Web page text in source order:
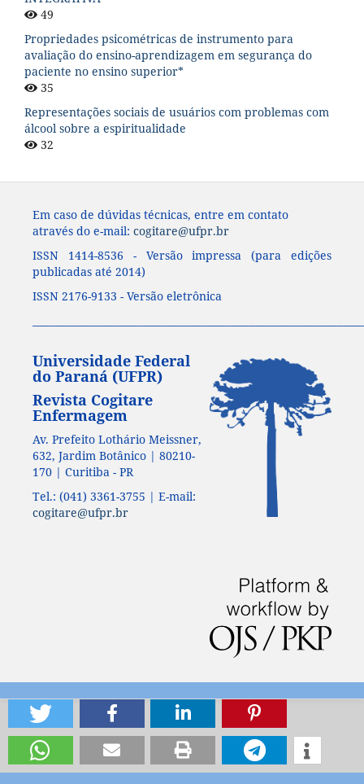
49
Propriedades psicométricas de instrumento para
avaliação do ensino-aprendizagem em segurança do
paciente no ensino superior*
35
Representações sociais de usuários com problemas com
álcool sobre a espiritualidade
32
Em caso de dúvidas técnicas, entre em contato
através do e-mail: cogitare@ufpr.br
ISSN 1414-8536 - Versão impressa (para edições
publicadas até 2014)
ISSN 2176-9133 - Versão eletrônica
Universidade Federal
do Paraná (UFPR)
Revista Cogitare
Enfermagem
Av. Prefeito Lothário Meissner,
632, Jardim Botânico | 80210-
170 | Curitiba - PR
Tel.: (041) 3361-3755 | E-mail:
cogitare@ufpr.br